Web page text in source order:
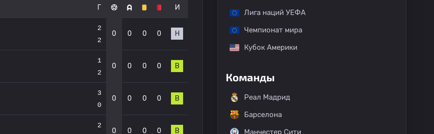
Г И
2
2
0 0 0 0 Н
1
2
0 0 0 0 В
3
0
0 0 0 0 В
2
0 0 0 0 В
Лига наций УЕФА
Чемпионат мира
Кубок Америки
Команды
Реал Мадрид
Барселона
Манчестер Сити